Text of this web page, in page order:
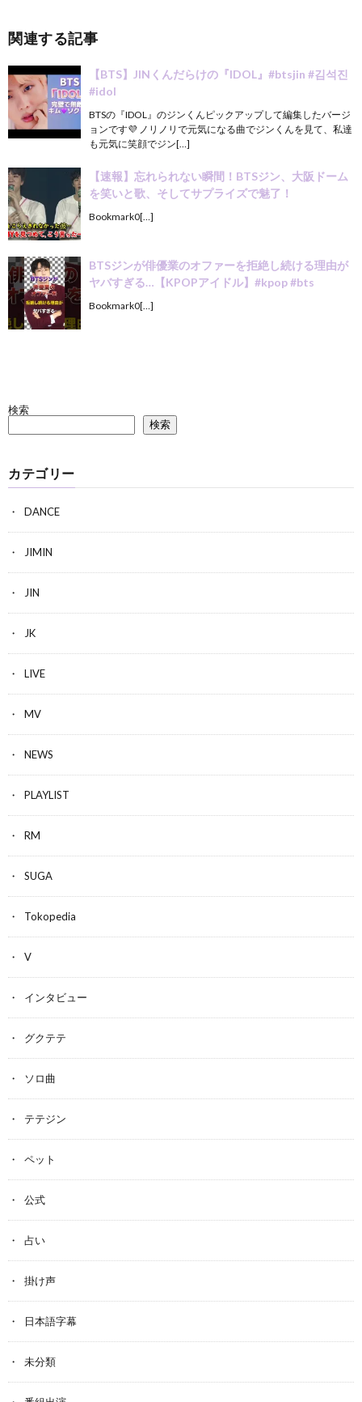
関連する記事
【BTS】JINくんだらけの『IDOL』#btsjin #김석진
#idol
BTSの『IDOL』のジンくんピックアップして編集したバージ
ョンです💜 ノリノリで元気になる曲でジンくんを見て、私達
も元気に笑顔でジン[…]
【速報】忘れられない瞬間！BTSジン、大阪ドーム
を笑いと歌、そしてサプライズで魅了！
Bookmark0[…]
BTSジンが俳優業のオファーを拒絶し続ける理由が
ヤバすぎる…【KPOPアイドル】#kpop #bts
Bookmark0[…]
検索
検索
カテゴリー
DANCE
JIMIN
JIN
JK
LIVE
MV
NEWS
PLAYLIST
RM
SUGA
Tokopedia
V
インタビュー
グクテテ
ソロ曲
テテジン
ペット
公式
占い
掛け声
日本語字幕
未分類